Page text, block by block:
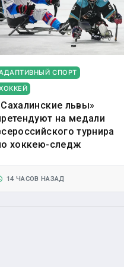
СПОРТ
львы»
на медали
турнира
хоккею-следж
14 ЧАСОВ НАЗАД